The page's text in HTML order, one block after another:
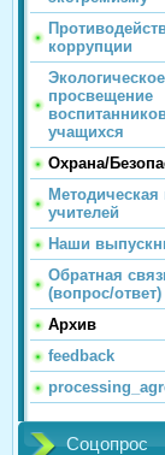
коррупции
Экологическое
просвещение
учащихся
Охрана/
Методическая
учителей
Наши
Обратная
(вопрос/ответ)
Архив
feedback
Соцопрос